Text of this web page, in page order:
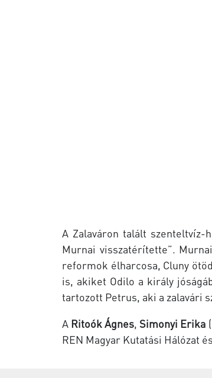
A Zalaváron talált szenteltvíz-
Murnai visszatérítette”.
reformok élharcosa, Cluny
is, akiket Odilo a király
tartozott Petrus, aki a zalavári
A Ritoók Ágnes, Simonyi Erika
REN Magyar Kutatási Hálózat